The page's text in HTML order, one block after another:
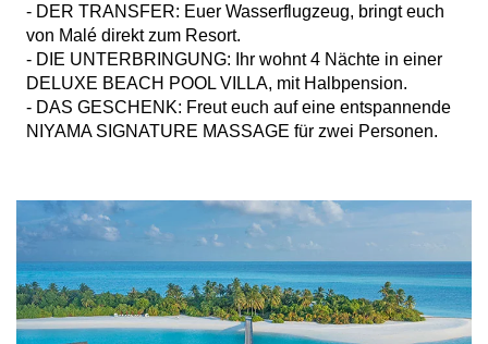
- DER TRANSFER: Euer Wasserflugzeug, bringt euch
von Malé direkt zum Resort.
- DIE UNTERBRINGUNG: Ihr wohnt 4 Nächte in einer
DELUXE BEACH POOL VILLA, mit Halbpension.
- DAS GESCHENK: Freut euch auf eine entspannende
NIYAMA SIGNATURE MASSAGE für zwei Personen.